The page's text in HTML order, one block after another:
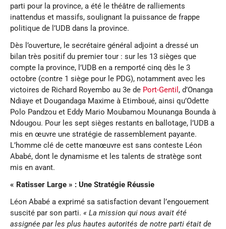
parti pour la province, a été le théâtre de ralliements
inattendus et massifs, soulignant la puissance de frappe
politique de l’UDB dans la province.
Dès l’ouverture, le secrétaire général adjoint a dressé un
bilan très positif du premier tour : sur les 13 sièges que
compte la province, l’UDB en a remporté cinq dès le 3
octobre (contre 1 siège pour le PDG), notamment avec les
victoires de Richard Royembo au 3e de Port-Gentil , d’Onanga
Ndiaye et Dougandaga Maxime à Etimboué, ainsi qu’Odette
Polo Pandzou et Eddy Mario Moubamou Mounanga Bounda à
Ndougou. Pour les sept sièges restants en ballotage, l’UDB a
mis en œuvre une stratégie de rassemblement payante.
L’homme clé de cette manœuvre est sans conteste Léon
Ababé, dont le dynamisme et les talents de stratège sont
mis en avant.
« Ratisser Large » : Une Stratégie Réussie
Léon Ababé a exprimé sa satisfaction devant l’engouement
suscité par son parti. « La mission qui nous avait été
assignée par les plus hautes autorités de notre parti était de